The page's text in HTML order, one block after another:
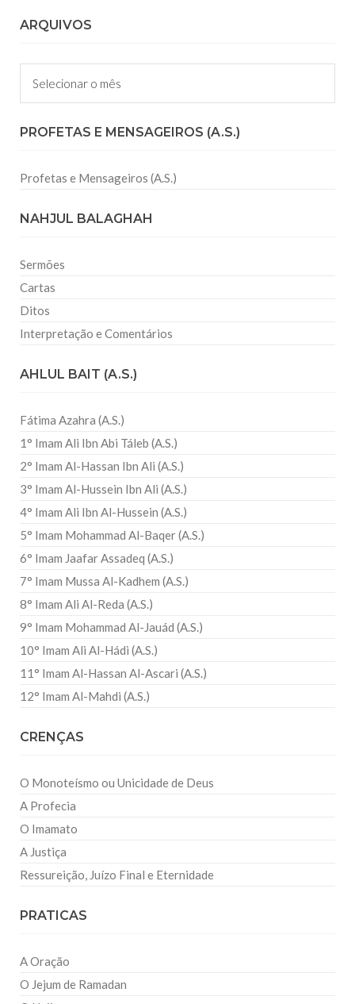
ARQUIVOS
Arquivos
PROFETAS E MENSAGEIROS (A.S.)
Profetas e Mensageiros (A.S.)
NAHJUL BALAGHAH
Sermões
Cartas
Ditos
Interpretação e Comentários
AHLUL BAIT (A.S.)
Fátima Azahra (A.S.)
1° Imam Ali Ibn Abi Táleb (A.S.)
2° Imam Al-Hassan Ibn Ali (A.S.)
3° Imam Al-Hussein Ibn Ali (A.S.)
4° Imam Ali Ibn Al-Hussein (A.S.)
5° Imam Mohammad Al-Baqer (A.S.)
6° Imam Jaafar Assadeq (A.S.)
7° Imam Mussa Al-Kadhem (A.S.)
8° Imam Ali Al-Reda (A.S.)
9° Imam Mohammad Al-Jauád (A.S.)
10° Imam Ali Al-Hádi (A.S.)
11° Imam Al-Hassan Al-Ascari (A.S.)
12° Imam Al-Mahdi (A.S.)
CRENÇAS
O Monoteísmo ou Unicidade de Deus
A Profecia
O Imamato
A Justiça
Ressureição, Juízo Final e Eternidade
PRATICAS
A Oração
O Jejum de Ramadan